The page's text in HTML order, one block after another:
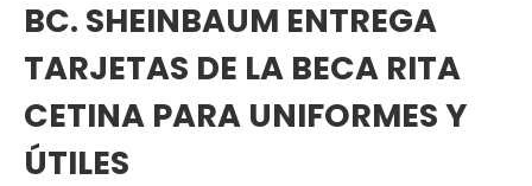
BC. SHEINBAUM ENTREGA
TARJETAS DE LA BECA RITA
CETINA PARA UNIFORMES Y
ÚTILES